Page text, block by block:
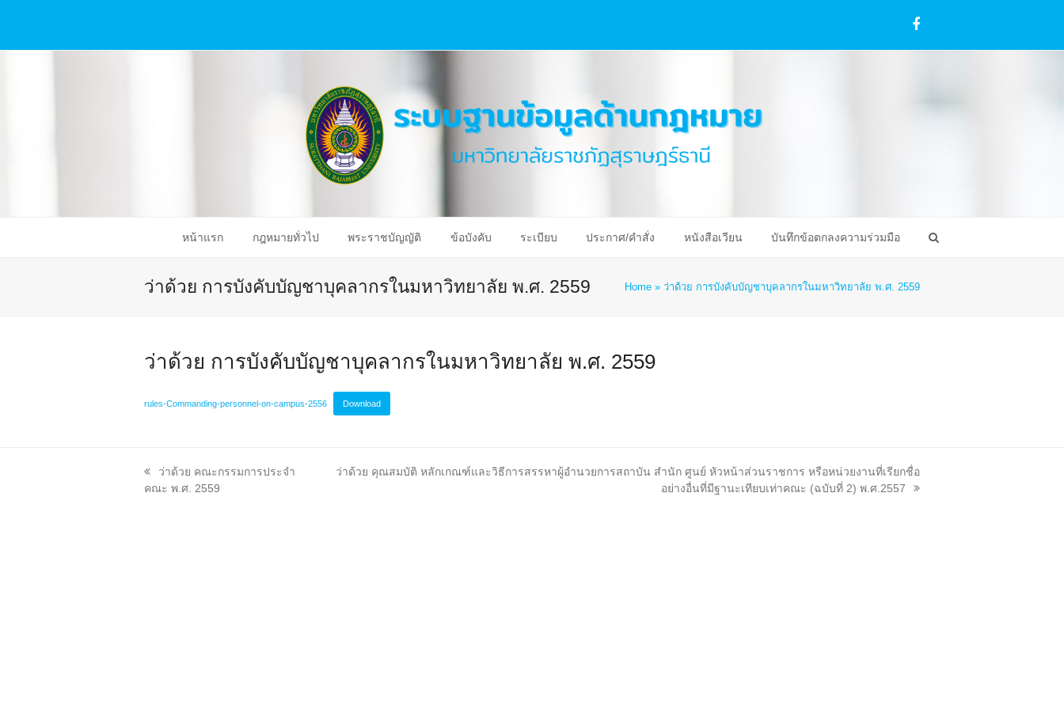
Facebook
หน้าแรก กฎหมายทั่วไป พระราชบัญญัติ ข้อบังคับ ระเบียบ ประกาศ/คำสั่ง หนังสือเวียน บันทึกข้อตกลงความร่วมมือ
ว่าด้วย การบังคับบัญชาบุคลากรในมหาวิทยาลัย พ.ศ. 2559 Home » ว่าด้วย การบังคับบัญชาบุคลากรในมหาวิทยาลัย พ.ศ. 2559
ว่าด้วย การบังคับบัญชาบุคลากรในมหาวิทยาลัย พ.ศ. 2559
rules-Commanding-personnel-on-campus-2556 Download
previous
post:
ว่าด้วย คณะกรรมการประจำ
คณะ พ.ศ. 2559
next
ว่าด้วย คุณสมบัติ หลักเกณฑ์และวิธีการสรรหาผู้อำนวยการสถาบัน สำนัก ศูนย์ หัวหน้าส่วนราชการ หรือหน่วยงานที่เรียกชื่อ
อย่างอื่นที่มีฐานะเทียบเท่าคณะ (ฉบับที่ 2) พ.ศ.2557